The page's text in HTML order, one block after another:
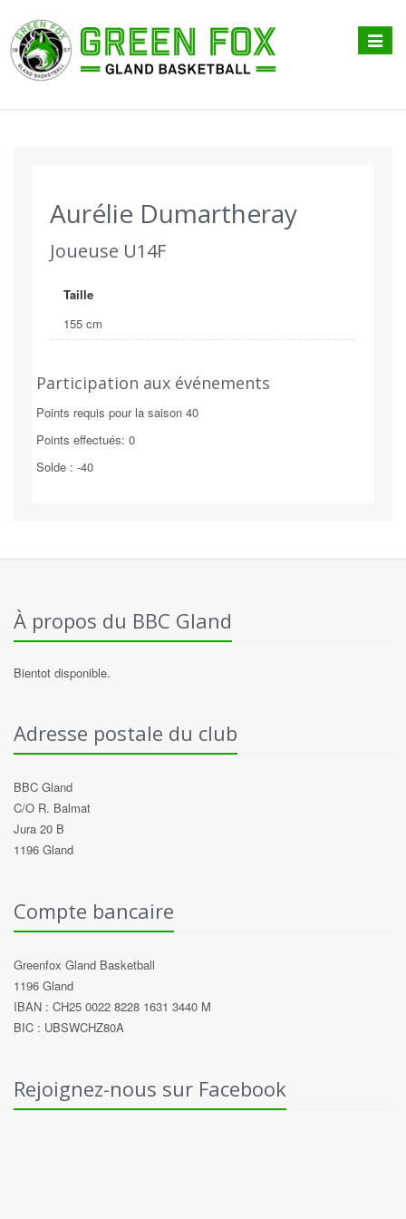
Afficher
menu
Aurélie Dumartheray
Joueuse U14F
Taille
155 cm
Participation aux événements
Points requis pour la saison 40
Points effectués: 0
Solde : -40
À propos du BBC Gland
Bientot disponible.
Adresse postale du club
BBC Gland
C/O R. Balmat
Jura 20 B
1196 Gland
Compte bancaire
Greenfox Gland Basketball
1196 Gland
IBAN : CH25 0022 8228 1631 3440 M
BIC : UBSWCHZ80A
Rejoignez-nous sur Facebook